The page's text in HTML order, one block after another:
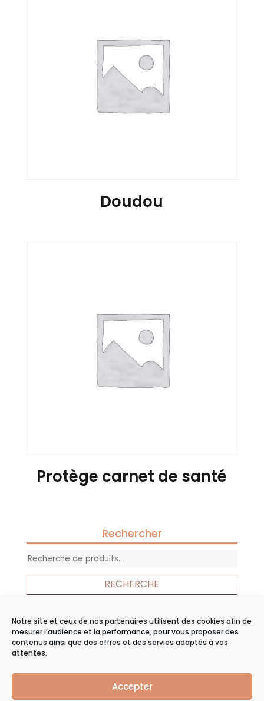
Notre site et ceux de nos partenaires utilisent des cookies afin de
mesurer l’audience et la performance, pour vous proposer des
contenus ainsi que des offres et des servies adaptés à vos
attentes.
Accepter
Doudou
Protège carnet de santé
Rechercher
Recherche
pour :
RECHERCHE
Panier
Votre panier est vide.